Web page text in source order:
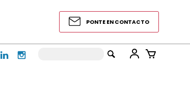
PONTE EN CONTACTO